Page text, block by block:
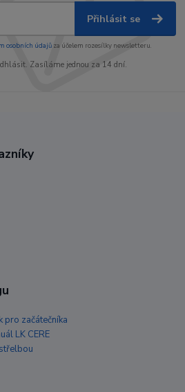
Přihlásit se
osobních údajůza účelem rozesílky newsletteru.
Zasíláme jednou za 14 dní.
pro začátečníka
LK CERE